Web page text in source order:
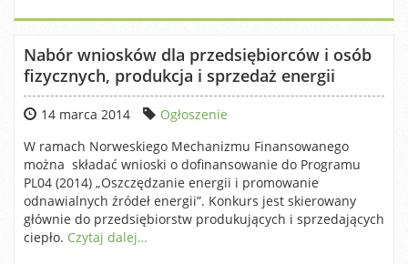
Nabór wniosków dla przedsiębiorców i osób
fizycznych, produkcja i sprzedaż energii
14 marca 2014
Ogłoszenie
W ramach Norweskiego Mechanizmu Finansowanego
można składać wnioski o dofinansowanie do Programu
PL04 (2014) „Oszczędzanie energii i promowanie
odnawialnych źródeł energii”. Konkurs jest skierowany
głównie do przedsiębiorstw produkujących i sprzedających
ciepło. Czytaj dalej…